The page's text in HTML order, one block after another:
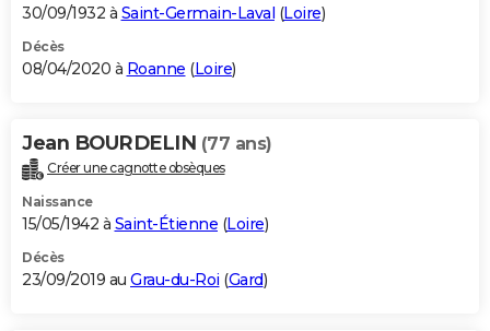
30/09/1932 à Saint-Germain-Laval (Loire)
Décès
08/04/2020 à Roanne (Loire)
Jean BOURDELIN (77 ans)
Créer une cagnotte obsèques
Naissance
15/05/1942 à Saint-Étienne (Loire)
Décès
23/09/2019 au Grau-du-Roi (Gard)